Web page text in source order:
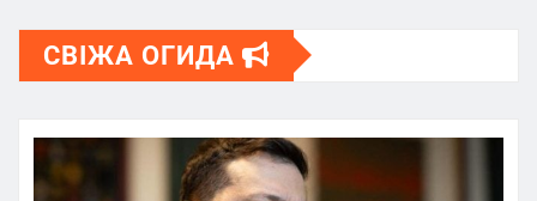
СВІЖА ОГИДА